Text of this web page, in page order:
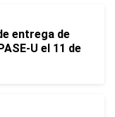
entrega de
U el 11 de